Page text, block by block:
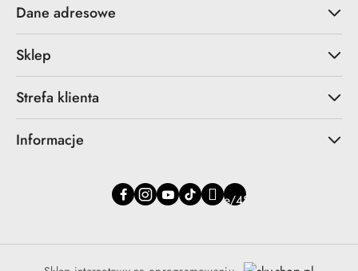
Dane adresowe
Sklep
Strefa klienta
Informacje